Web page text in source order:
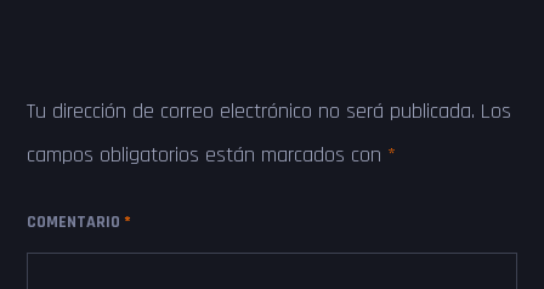
Tu dirección de correo electrónico no será publicada. Los
campos obligatorios están marcados con *
COMENTARIO *